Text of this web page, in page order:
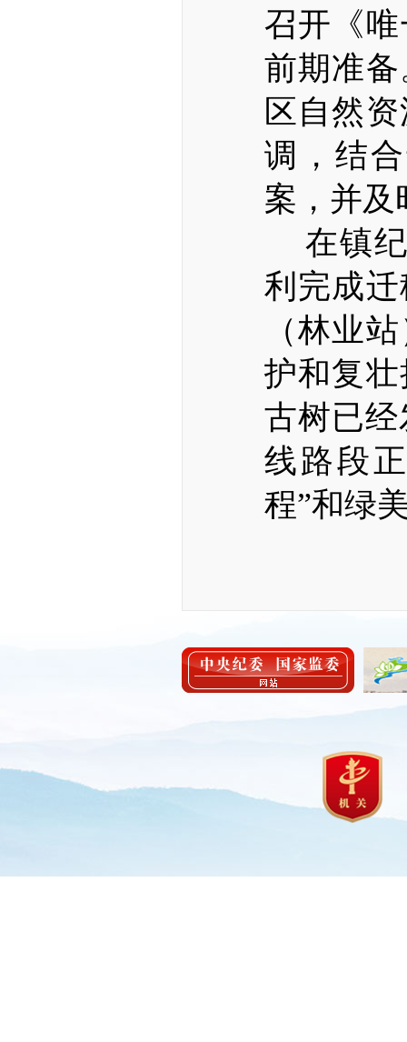
召开《
前期准
区自然
调，结
案，并及
在镇
利完成
（林业
护和复
古树已
线路段
程”和绿